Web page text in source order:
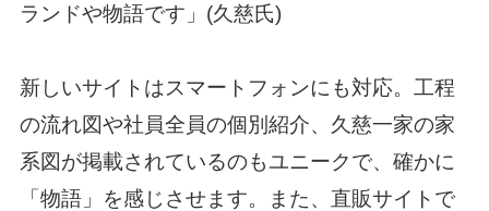
ランドや物語です」(久慈氏)
新しいサイトはスマートフォンにも対応。工程
の流れ図や社員全員の個別紹介、久慈一家の家
系図が掲載されているのもユニークで、確かに
「物語」を感じさせます。また、直販サイトで